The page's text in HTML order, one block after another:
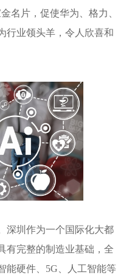
名片，促使华为、格力、
行业领头羊，令人欣喜和
圳作为一个国际化大都
有完整的制造业基础，全
能硬件、5G、人工智能等